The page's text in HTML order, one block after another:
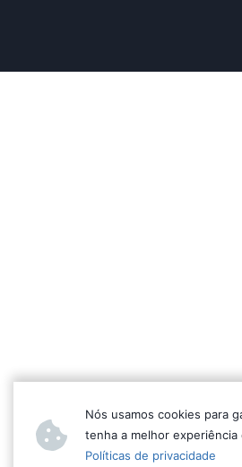
Nós usamos cookies para
tenha a melhor experiência
Políticas de privacidade